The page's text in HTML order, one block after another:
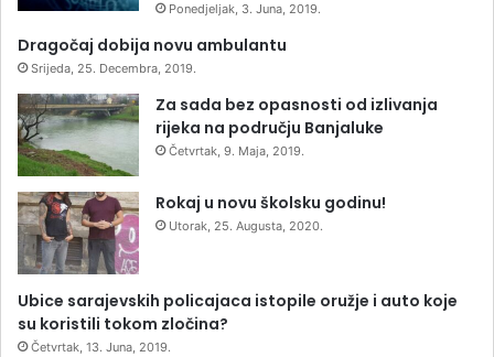
Ponedjeljak, 3. Juna, 2019.
Dragočaj dobija novu ambulantu
Srijeda, 25. Decembra, 2019.
Za sada bez opasnosti od izlivanja
rijeka na području Banjaluke
Četvrtak, 9. Maja, 2019.
Rokaj u novu školsku godinu!
Utorak, 25. Augusta, 2020.
Ubice sarajevskih policajaca istopile oružje i auto koje
su koristili tokom zločina?
Četvrtak, 13. Juna, 2019.